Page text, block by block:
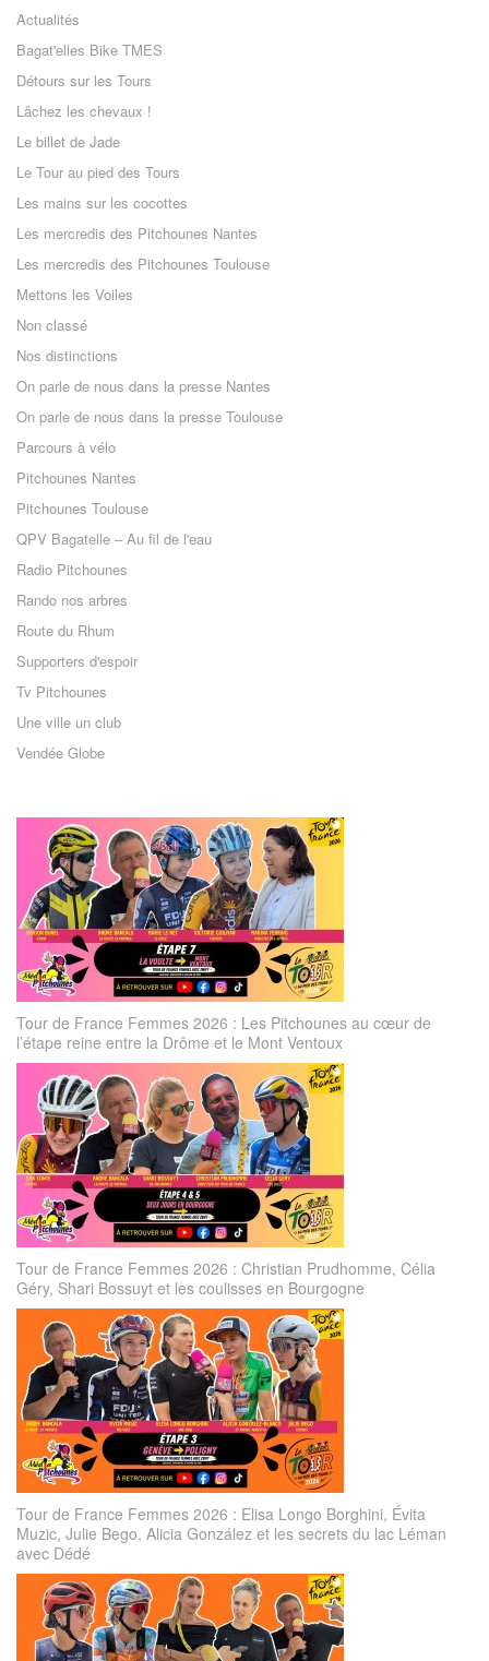
Actualités
Bagat'elles Bike TMES
Détours sur les Tours
Lâchez les chevaux !
Le billet de Jade
Le Tour au pied des Tours
Les mains sur les cocottes
Les mercredis des Pitchounes Nantes
Les mercredis des Pitchounes Toulouse
Mettons les Voiles
Non classé
Nos distinctions
On parle de nous dans la presse Nantes
On parle de nous dans la presse Toulouse
Parcours à vélo
Pitchounes Nantes
Pitchounes Toulouse
QPV Bagatelle – Au fil de l'eau
Radio Pitchounes
Rando nos arbres
Route du Rhum
Supporters d'espoir
Tv Pitchounes
Une ville un club
Vendée Globe
Tour de France Femmes 2026 : Les Pitchounes au cœur de
l’étape reine entre la Drôme et le Mont Ventoux
Tour de France Femmes 2026 : Christian Prudhomme, Célia
Géry, Shari Bossuyt et les coulisses en Bourgogne
Tour de France Femmes 2026 : Elisa Longo Borghini, Évita
Muzic, Julie Bego, Alicia González et les secrets du lac Léman
avec Dédé